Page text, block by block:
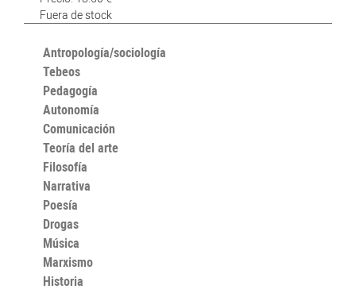
Fuera de stock
Antropología/sociología
Tebeos
Pedagogía
Autonomía
Comunicación
Teoría del arte
Filosofía
Narrativa
Poesía
Drogas
Música
Marxismo
Historia